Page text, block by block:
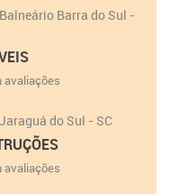
Balneário Barra do Sul -
avaliações
Jaraguá do Sul - SC
avaliações